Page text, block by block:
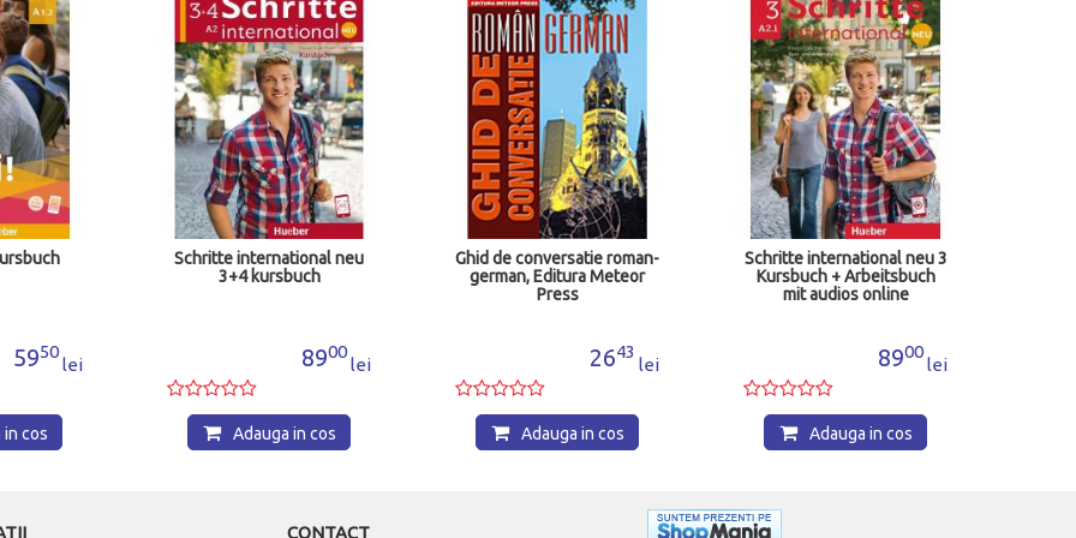
5950
lei
in cos
Schritte international neu
3+4 kursbuch
8900
lei
Adauga in cos
Ghid de conversatie roman-
german, Editura Meteor
Press
2643
lei
Adauga in cos
Schritte international neu 3
Kursbuch + Arbeitsbuch
mit audios online
8900
lei
Adauga in cos
CONTACT